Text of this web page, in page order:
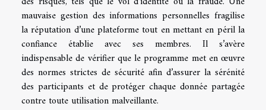
mauvaise gestion des informations personnelles fragilise
la réputation d’une plateforme tout en mettant en péril la
confiance établie avec ses membres. Il s’avère
indispensable de vérifier que le programme met en œuvre
des normes strictes de sécurité afin d’assurer la sérénité
des participants et de protéger chaque donnée partagée
contre toute utilisation malveillante.